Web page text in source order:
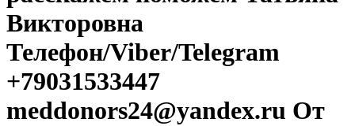
Викторовна
Телефон/Viber/Telegram
+79031533447
meddonors24@yandex.ru От